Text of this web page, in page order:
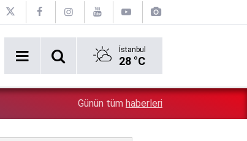
İstanbul
28 °C
Demet Akalın'ın son paylaştığı filtresiz hali, sosyal
Günün tüm haberleri